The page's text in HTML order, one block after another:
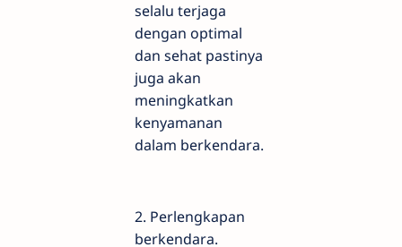
selalu terjaga
dengan optimal
dan sehat pastinya
juga akan
meningkatkan
kenyamanan
dalam berkendara.
2. Perlengkapan
berkendara.